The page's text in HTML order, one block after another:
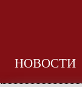
НОВОСТИ